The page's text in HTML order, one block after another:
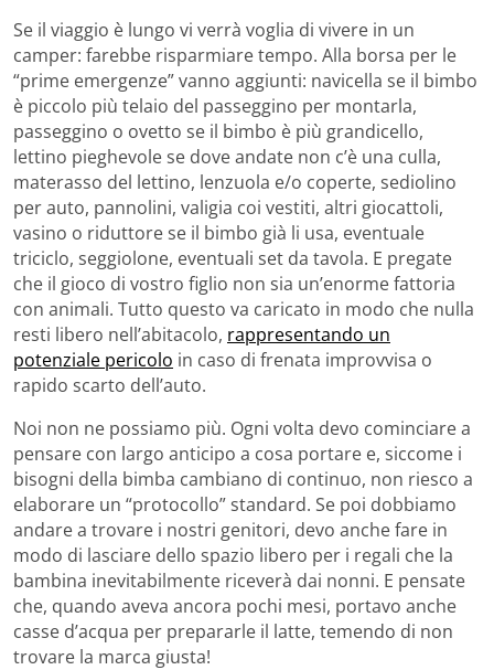
Se il viaggio è lungo vi verrà voglia di vivere in un
camper: farebbe risparmiare tempo. Alla borsa per le
“prime emergenze” vanno aggiunti: navicella se il bimbo
è piccolo più telaio del passeggino per montarla,
passeggino o ovetto se il bimbo è più grandicello,
lettino pieghevole se dove andate non c’è una culla,
materasso del lettino, lenzuola e/o coperte, sediolino
per auto, pannolini, valigia coi vestiti, altri giocattoli,
vasino o riduttore se il bimbo già li usa, eventuale
triciclo, seggiolone, eventuali set da tavola. E pregate
che il gioco di vostro figlio non sia un’enorme fattoria
con animali. Tutto questo va caricato in modo che nulla
resti libero nell’abitacolo, rappresentando un
potenziale pericolo in caso di frenata improvvisa o
rapido scarto dell’auto.
Noi non ne possiamo più. Ogni volta devo cominciare a
pensare con largo anticipo a cosa portare e, siccome i
bisogni della bimba cambiano di continuo, non riesco a
elaborare un “protocollo” standard. Se poi dobbiamo
andare a trovare i nostri genitori, devo anche fare in
modo di lasciare dello spazio libero per i regali che la
bambina inevitabilmente riceverà dai nonni. E pensate
che, quando aveva ancora pochi mesi, portavo anche
casse d’acqua per prepararle il latte, temendo di non
trovare la marca giusta!